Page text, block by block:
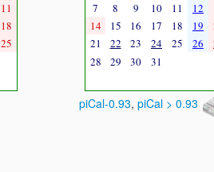
11
18
25
7
8 9 10 11 12
14
15 16 17 18 19
21
22 23 24 25 26
28
29 30 31
piCal-0.93, piCal > 0.93